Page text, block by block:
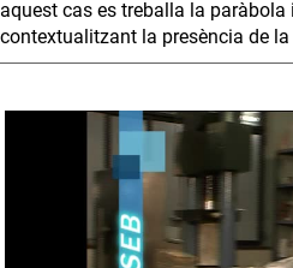
aquest cas es treballa la
contextualitzant la presència de